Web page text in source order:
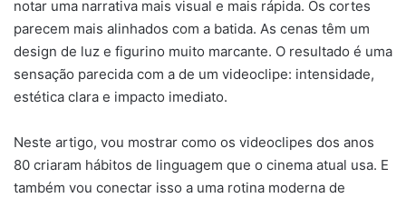
notar uma narrativa mais visual e mais rápida. Os cortes
parecem mais alinhados com a batida. As cenas têm um
design de luz e figurino muito marcante. O resultado é uma
sensação parecida com a de um videoclipe: intensidade,
estética clara e impacto imediato.
Neste artigo, vou mostrar como os videoclipes dos anos
80 criaram hábitos de linguagem que o cinema atual usa. E
também vou conectar isso a uma rotina moderna de